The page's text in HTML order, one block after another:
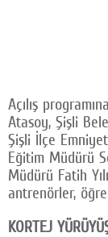
Açılış
Atasoy, Şişli
Şişli İlçe
Eğitim Müdürü
Müdürü Fatih
antrenörler,
KORTEJ